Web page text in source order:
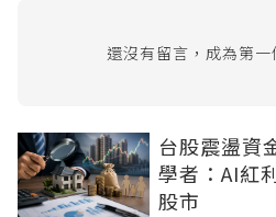
還沒有留言，成為第一
台股震盪資
學者：AI紅
股市